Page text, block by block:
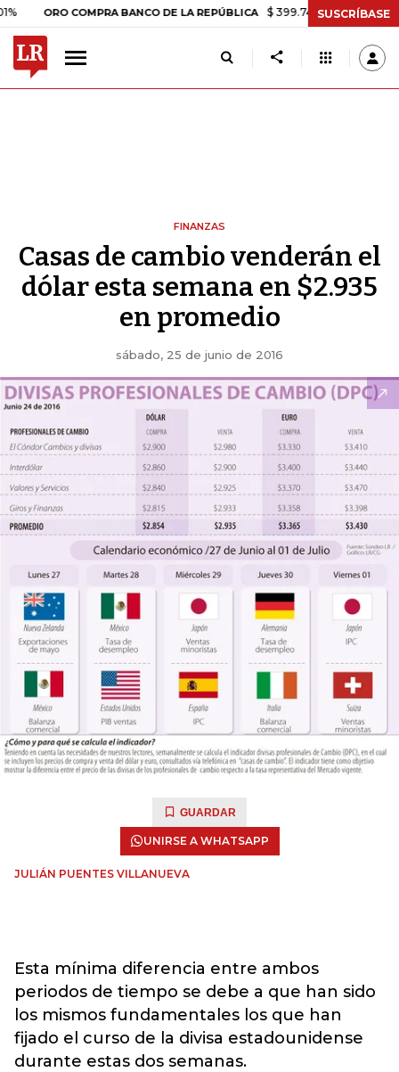
ORO COMPRA BANCO DE LA REPÚBLICA $ 399.745,16 +$ 2.295,71
SUSCRÍBASE
FINANZAS
Casas de cambio venderán el
dólar esta semana en $2.935
en promedio
sábado, 25 de junio de 2016
GUARDAR
UNIRSE A WHATSAPP
JULIÁN PUENTES VILLANUEVA
Esta mínima diferencia entre ambos
periodos de tiempo se debe a que han sido
los mismos fundamentales los que han
fijado el curso de la divisa estadounidense
durante estas dos semanas.